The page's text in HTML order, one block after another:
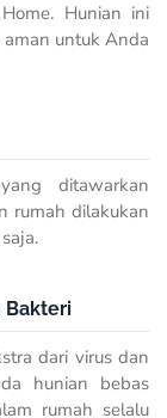
Hunian ini
untuk Anda
ditawarkan
rumah dilakukan
saja.
Bakteri
dari virus dan
hunian bebas
rumah selalu